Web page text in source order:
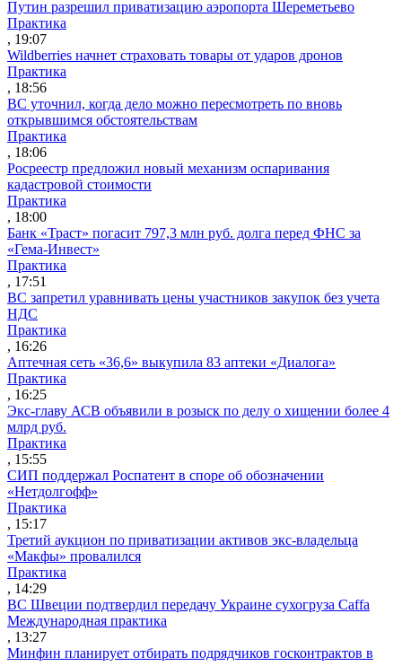
Путин разрешил приватизацию аэропорта Шереметьево
Практика
, 19:07
Wildberries начнет страховать товары от ударов дронов
Практика
, 18:56
ВС уточнил, когда дело можно пересмотреть по вновь
открывшимся обстоятельствам
Практика
, 18:06
Росреестр предложил новый механизм оспаривания
кадастровой стоимости
Практика
, 18:00
Банк «Траст» погасит 797,3 млн руб. долга перед ФНС за
«Гема-Инвест»
Практика
, 17:51
ВС запретил уравнивать цены участников закупок без учета
НДС
Практика
, 16:26
Аптечная сеть «36,6» выкупила 83 аптеки «Диалога»
Практика
, 16:25
Экс-главу АСВ объявили в розыск по делу о хищении более 4
млрд руб.
Практика
, 15:55
СИП поддержал Роспатент в споре об обозначении
«Нетдолгофф»
Практика
, 15:17
Третий аукцион по приватизации активов экс-владельца
«Макфы» провалился
Практика
, 14:29
ВС Швеции подтвердил передачу Украине сухогруза Caffa
Международная практика
, 13:27
Минфин планирует отбирать подрядчиков госконтрактов в